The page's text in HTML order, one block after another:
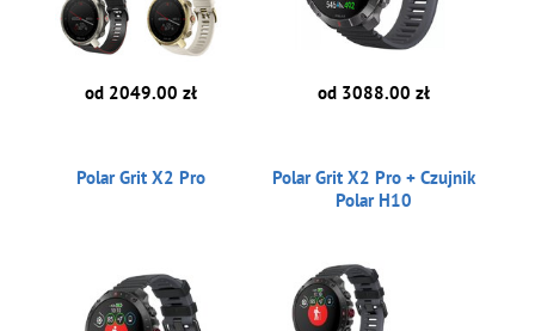
od 2049.00 zł od 3088.00 zł
Polar Grit X2 Pro
Polar Grit X2 Pro + Czujnik
Polar H10